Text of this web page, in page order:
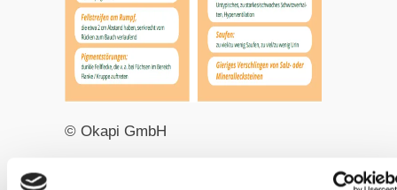
© Okapi GmbH